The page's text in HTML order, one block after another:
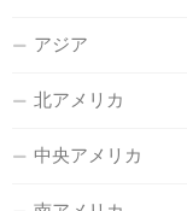
アジア
北アメリカ
中央アメリカ